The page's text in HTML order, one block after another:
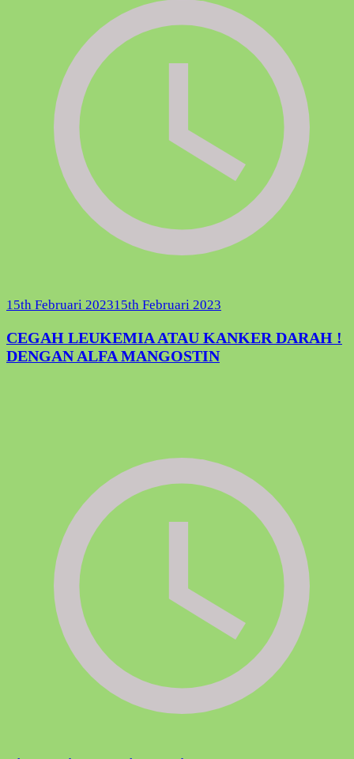
15th Februari 202315th Februari 2023
CEGAH LEUKEMIA ATAU KANKER DARAH !
DENGAN ALFA MANGOSTIN